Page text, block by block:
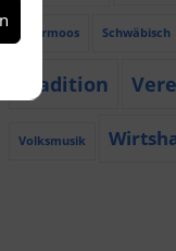
Röhrmoos Schwäbisch
Tradition
Volksmusik